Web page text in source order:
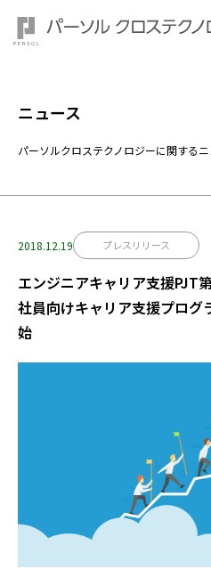
ニュース
パーソルクロステクノロジーに関するニ
2018.12.19 プレスリリース
エンジニアキャリア支援PJT
社員向けキャリア支援プログ
始